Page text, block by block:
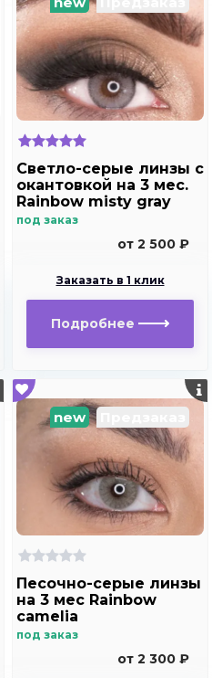
Светло-серые линзы с
окантовкой на 3 мес.
Rainbow misty gray
под заказ
от 2 500 ₽
Заказать в 1 клик
Подробнее
new
Песочно-серые линзы
на 3 мес Rainbow
camelia
под заказ
от 2 300 ₽